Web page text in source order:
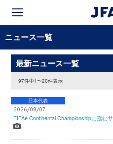
ニュース一覧
最新ニュース一覧
97件中1〜20件表示
日本代表
2026/08/07
FIFAe Continental Championshipに臨む